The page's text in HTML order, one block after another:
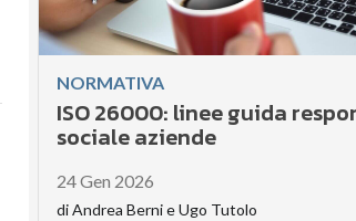
NORMATIVA
ISO 26000: linee guida
sociale aziende
24 Gen 2026
diAndrea BernieUgo Tutolo